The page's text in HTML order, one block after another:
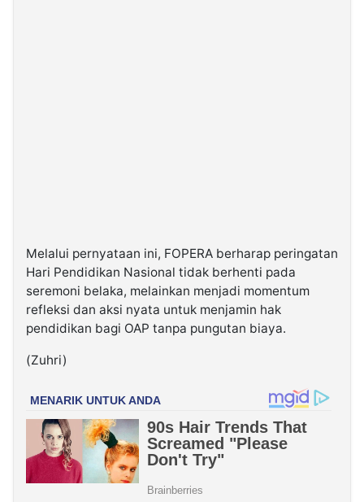
Melalui pernyataan ini, FOPERA berharap peringatan
Hari Pendidikan Nasional tidak berhenti pada
seremoni belaka, melainkan menjadi momentum
refleksi dan aksi nyata untuk menjamin hak
pendidikan bagi OAP tanpa pungutan biaya.
(Zuhri)